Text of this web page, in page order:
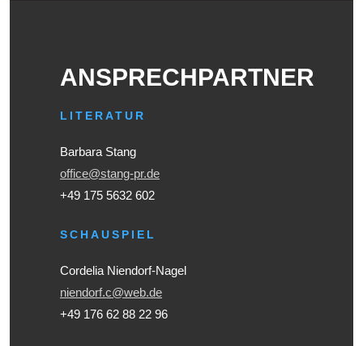
ANSPRECHPARTNER
LITERATUR
Barbara Stang
office@stang-pr.de
+49 175 5632 602
SCHAUSPIEL
Cordelia Niendorf-Nagel
niendorf.c@web.de
+49 176 62 88 22 96